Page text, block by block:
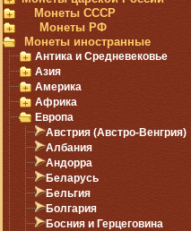
Монеты СССР
Монеты РФ
Монеты иностранные
Антика и Средневековье
Азия
Америка
Африка
Европа
Австрия (Австро-Венгрия)
Албания
Андорра
Беларусь
Бельгия
Болгария
Босния и Герцеговина